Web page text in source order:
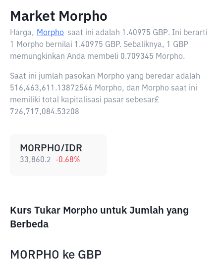
Market Morpho
Harga, Morpho saat ini adalah 1.40975 GBP. Ini berarti
1 Morpho bernilai 1.40975 GBP. Sebaliknya, 1 GBP
memungkinkan Anda membeli 0.709345 Morpho.
Saat ini jumlah pasokan Morpho yang beredar adalah
516,463,611.13872546 Morpho, dan Morpho saat ini
memiliki total kapitalisasi pasar sebesar£
726,717,084.53208
MORPHO/IDR
33,860.2 -0.68%
Kurs Tukar Morpho untuk Jumlah yang
Berbeda
MORPHO ke GBP